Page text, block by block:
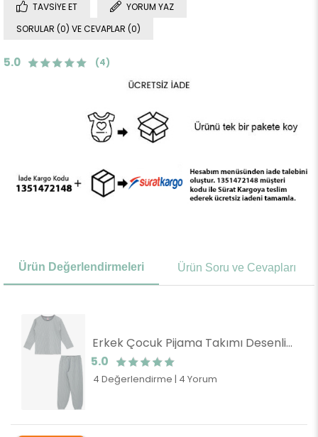
TAVSIYE ET
YORUM YAZ
SORULAR (0) VE CEVAPLAR (0)
5.0 (4)
Ürün Değerlendirmeleri Ürün Soru ve Cevapları
Erkek Çocuk Pijama Takımı Desenli Mint Yeşili (6 Yaş)
5.0
4 Değerlendirme | 4 Yorum